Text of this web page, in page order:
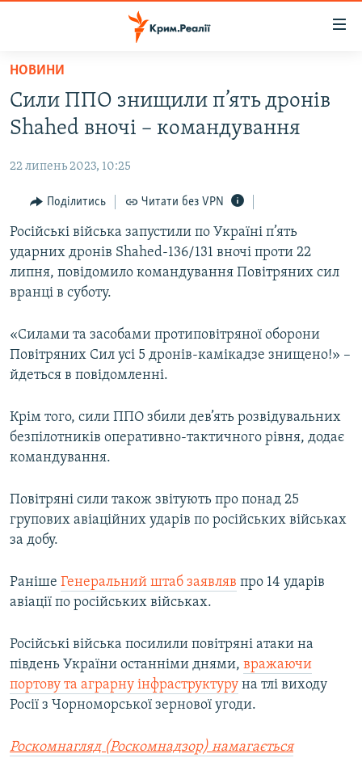
Перейти
основного
матеріалу
до
навігації
Перейти
до
пошуку
ВОДА.КРИМ
ПОЛІТИКА
БЛОГИ
ПОГЛЯД
ІНТЕРВ'Ю
ВСЕ ЗА ДЕНЬ
ДЕПОРТАЦІЯ
ВІДЕОУРОКИ «ELIFBE»
УКРАЇНСЬКА ПРОБЛЕМА КРИМУ
ІНФОГРАФІКА
ЯК ОБІЙТИ БЛОКУВАННЯ
Qırımtatar
ДОЛУЧАЙСЯ!
Усі сайти RFE/RL
НОВИНИ
Сили ППО знищили п’ять дронів
Shahed вночі – командування
22 липень 2023, 10:25
Поділитись Читати без VPN
Російські війська запустили по Україні п’ять
ударних дронів Shahed-136/131 вночі проти 22
липня, повідомило командування Повітряних сил
вранці в суботу.
«Силами та засобами протиповітряної оборони
Повітряних Сил усі 5 дронів-камікадзе знищено!» –
йдеться в повідомленні.
Крім того, сили ППО збили дев’ять розвідувальних
безпілотників оперативно-тактичного рівня, додає
командування.
Повітряні сили також звітують про понад 25
групових авіаційних ударів по російських військах
за добу.
Раніше Генеральний штаб заявляв про 14 ударів
авіації по російських військах.
Російські війська посилили повітряні атаки на
південь України останніми днями, вражаючи
портову та аграрну інфраструктуру на тлі виходу
Росії з Чорноморської зернової угоди.
Роскомнагляд (Роскомнадзор) намагається